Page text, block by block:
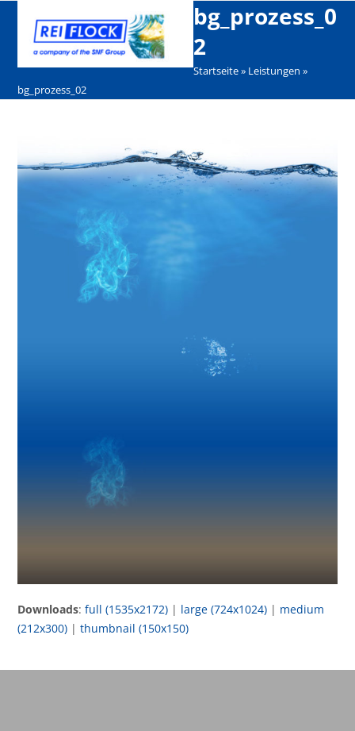
content
Open
mobile
menu
Close
mobile
menu
bg_prozess_0
2
Startseite» Leistungen »
bg_prozess_02
Downloads:full (1535x2172) | large (724x1024) | medium
(212x300) |thumbnail (150x150)